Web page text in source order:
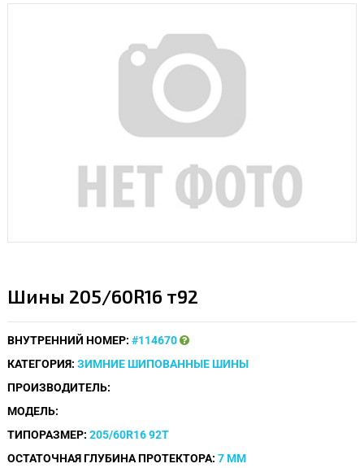
Шины 205/60R16 т92
ВНУТРЕННИЙ НОМЕР: #114670
КАТЕГОРИЯ: ЗИМНИЕ ШИПОВАННЫЕ ШИНЫ
ПРОИЗВОДИТЕЛЬ:
МОДЕЛЬ:
ТИПОРАЗМЕР: 205/60R16 92Т
ОСТАТОЧНАЯ ГЛУБИНА ПРОТЕКТОРА: 7 ММ